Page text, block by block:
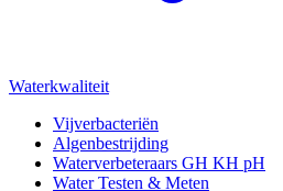
Waterkwaliteit
Vijverbacteriën
Algenbestrijding
Waterverbeteraars GH KH pH
Water Testen & Meten